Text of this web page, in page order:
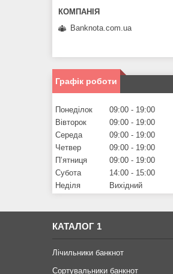
Banknota.com.ua
Графік роботи
Понеділок 09:00
19:00
Вівторок
09:00
19:00
Середа
09:00
19:00
Четвер
09:00
19:00
Пʼятниця
09:00
19:00
Субота
14:00
15:00
Неділя
Вихідний
КАТАЛОГ 1
Лічильники банкнот
Сортувальники банкнот